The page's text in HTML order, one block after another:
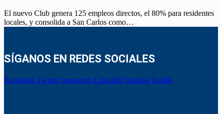
El nuevo Club genera 125 empleos directos, el 80% para residentes
locales, y consolida a San Carlos como…
SÍGANOS EN REDES SOCIALES
Facebook Twitter Instagram Linkedin Youtube Reddit